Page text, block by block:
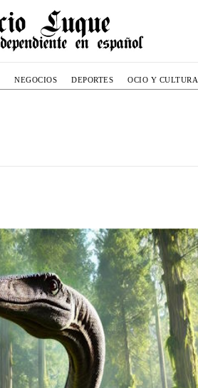
NEGOCIOS DEPORTES OCIO Y CULTURA